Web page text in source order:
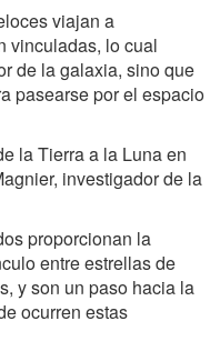
viajan a
vinculadas, lo cual
de la galaxia, sino que
pasearse por el espacio
la Tierra a la Luna en
investigador de la
proporcionan la
entre estrellas de
y son un paso hacia la
ocurren estas